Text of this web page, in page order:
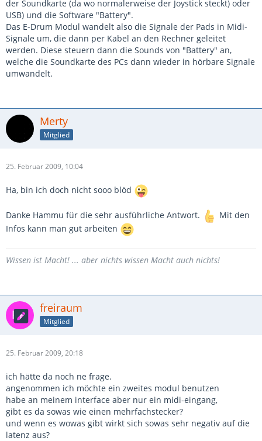
und ich kann wirklich nicht viel, was drummer Künste
angeht
Von daher möchte ich hier nur meine Meinung
kundtun
Eine Frage jeddoch hätt ich noch (Achtung bin Anfänger).
Was bedeutet es "über Battery" zu triggern? Hört sich für
mich wie nen Programm an und als Modul quasi den PC
Greetz Sascha
der Soundkarte (da wo normalerweise der Joystick steckt) oder
USB) und die Software "Battery".
Das E-Drum Modul wandelt also die Signale der Pads in Midi-
Signale um, die dann per Kabel an den Rechner geleitet
werden. Diese steuern dann die Sounds von "Battery" an,
welche die Soundkarte des PCs dann wieder in hörbare Signale
umwandelt.
Merty
Mitglied
25. Februar 2009, 10:04
Ha, bin ich doch nicht sooo blöd
Danke Hammu für die sehr ausführliche Antwort.
Mit den
Infos kann man gut arbeiten
Wissen ist Macht! ... aber nichts wissen Macht auch nichts!
freiraum
Mitglied
25. Februar 2009, 20:18
ich hätte da noch ne frage.
angenommen ich möchte ein zweites modul benutzen
habe an meinem interface aber nur ein midi-eingang,
gibt es da sowas wie einen mehrfachstecker?
und wenn es wowas gibt wirkt sich sowas sehr negativ auf die
latenz aus?